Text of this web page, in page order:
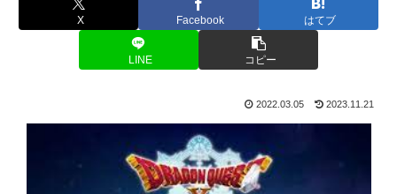
X Facebook はてブ
LINE コピー
2022.03.05 2023.11.21